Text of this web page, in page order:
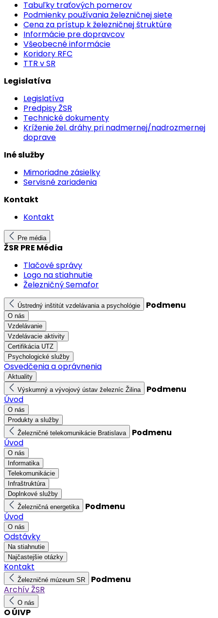
Tabuľky traťových pomerov
Podmienky používania železničnej siete
Cena za prístup k železničnej štruktúre
Informácie pre dopravcov
Všeobecné informácie
Koridory RFC
TTR v SR
Legislatíva
Legislatíva
Predpisy ŽSR
Technické dokumenty
Kríženie žel. dráhy pri nadmernej/nadrozmernej
doprave
Iné služby
Mimoriadne zásielky
Servisné zariadenia
Kontakt
Kontakt
Pre média
ŽSR PRE Média
Tlačové správy
Logo na stiahnutie
Železničný Semafor
Ústredný inštitút vzdelávania a psychológie Podmenu
O nás
Vzdelávanie
Vzdelávacie aktivity
Certifikácia UTZ
Psychologické služby
Osvedčenia a oprávnenia
Aktuality
Výskumný a vývojový ústav železníc Žilina
Podmenu
Úvod
O nás
Produkty a služby
Železničné telekomunikácie Bratislava
Podmenu
Úvod
O nás
Informatika
Telekomunikácie
Infraštruktúra
Doplnkové služby
Železničná energetika
Podmenu
Úvod
O nás
Odstávky
Na stiahnutie
Najčastejšie otázky
Kontakt
Železničné múzeum SR
Podmenu
Archív ŽSR
O nás
O ÚIVP